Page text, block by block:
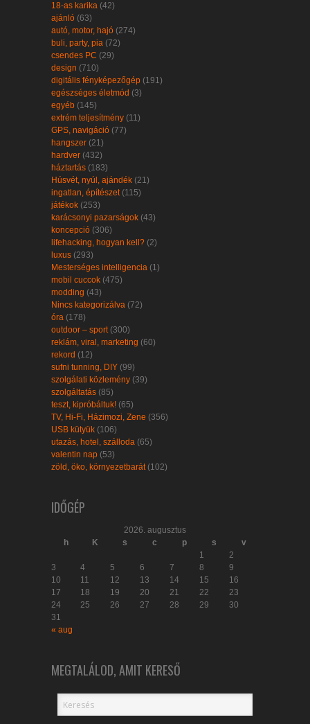
18-as karika (42)
ajánló (63)
autó, motor, hajó (274)
buli, party, pia (72)
csendes PC (29)
design (710)
digitális fényképezőgép (191)
egészséges életmód (3)
egyéb (145)
extrém teljesítmény (11)
GPS, navigáció (77)
hangszer (21)
hardver (432)
háztartás (183)
Húsvét, nyúl, ajándék (21)
ingatlan, építészet(115)
játékok (253)
karácsonyi pazarságok (43)
koncepció (306)
lifehacking, hogyan kell? (2)
luxus (293)
Mesterséges intelligencia (1)
mobil cuccok (475)
modding (43)
Nincs kategorizálva (72)
óra (178)
outdoor – sport(300)
reklám, viral, marketing (60)
rekord (12)
sufni tunning, DIY (99)
szolgálati közlemény (39)
szolgáltatás (85)
teszt, kipróbáltuk! (65)
TV, Hi-Fi, Házimozi, Zene (356)
USB kütyük (106)
utazás, hotel, szálloda (65)
valentin nap (53)
zöld, öko, környezetbarát(102)
IDŐGÉP
2026. augusztus
h
K s c p s
v
1
2
3
4 5 6 7 8
9
10
11 12 13 14 15
16
17
18 19 20 21 22
23
24
25 26 27 28 29
30
31
« aug
MEGTALÁLOD, AMIT KERESŐ